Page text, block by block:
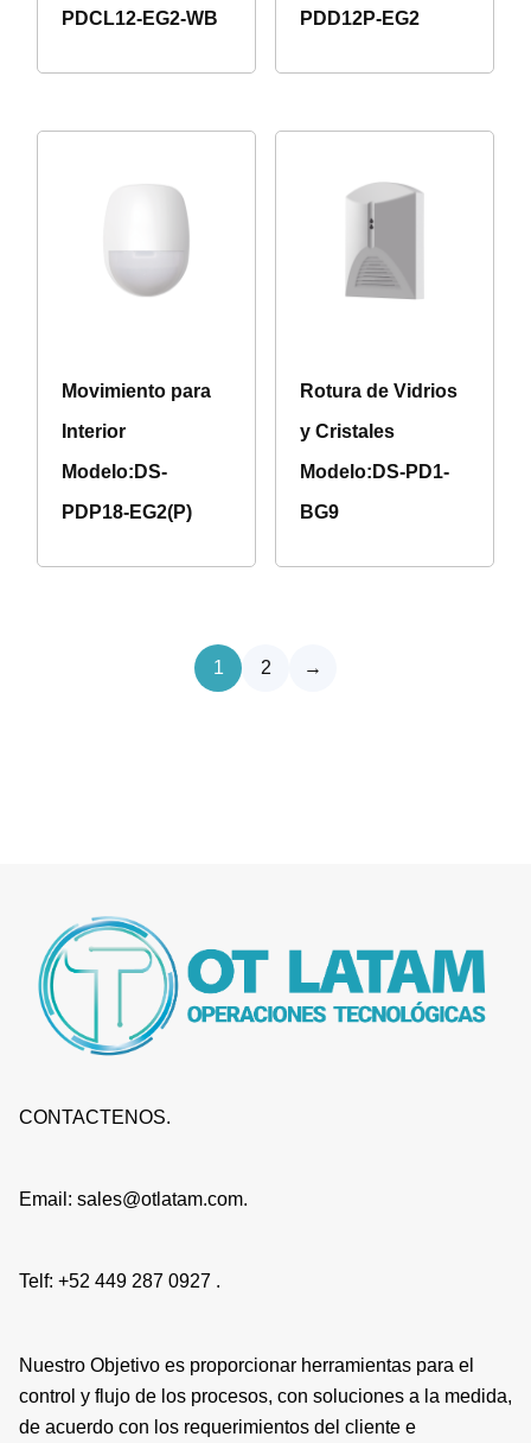
PDCL12-EG2-WB
PDD12P-EG2
Movimiento para
Interior
Modelo:DS-
PDP18-EG2(P)
Rotura de Vidrios
y Cristales
Modelo:DS-PD1-
BG9
1 2 →
CONTACTENOS.
Email: sales@otlatam.com.
Telf: +52 449 287 0927 .
Nuestro Objetivo es proporcionar herramientas para el
control y flujo de los procesos, con soluciones a la medida,
de acuerdo con los requerimientos del cliente e